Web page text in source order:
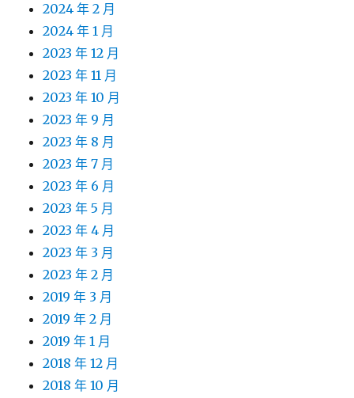
2024 年 2 月
2024 年 1 月
2023 年 12 月
2023 年 11 月
2023 年 10 月
2023 年 9 月
2023 年 8 月
2023 年 7 月
2023 年 6 月
2023 年 5 月
2023 年 4 月
2023 年 3 月
2023 年 2 月
2019 年 3 月
2019 年 2 月
2019 年 1 月
2018 年 12 月
2018 年 10 月